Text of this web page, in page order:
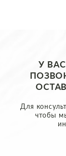
У
Для
чтобы